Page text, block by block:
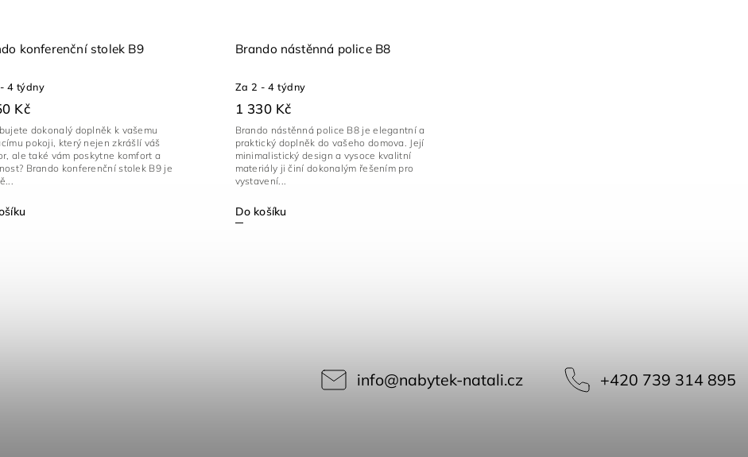
konferenční stolek B9
4 týdny
Kč
dokonalý doplněk k vašemu
pokoji, který nejen zkrášlí váš
ale také vám poskytne komfort a
Brando konferenční stolek B9 je
Brando nástěnná police B8
Za 2 - 4 týdny
1 330 Kč
Do košíku
Brando nástěnná police B8 je elegantní a
praktický doplněk do vašeho domova. Její
minimalistický design a vysoce kvalitní
materiály ji činí dokonalým řešením pro
vystavení...
info@nabytek-natali.cz +420 739 314 895